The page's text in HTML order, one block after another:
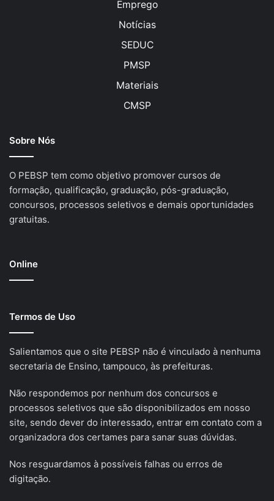
Emprego
Notícias
SEDUC
PMSP
Materiais
CMSP
Sobre Nós
O PEBSP tem como objetivo promover cursos de
formação, qualificação, graduação, pós-graduação,
concursos, processos seletivos e demais oportunidades
gratuitas.
Online
Termos de Uso
Salientamos que o site PEBSP não é vinculado à nenhuma
secretaria de Ensino, tampouco, às prefeituras.
Não respondemos por nenhum dos concursos e
processos seletivos que são disponibilizados em nosso
site, sendo dever do interessado, entrar em contato com a
organizadora dos certames para sanar suas dúvidas.
Nos resguardamos à possíveis falhas ou erros de
digitação.